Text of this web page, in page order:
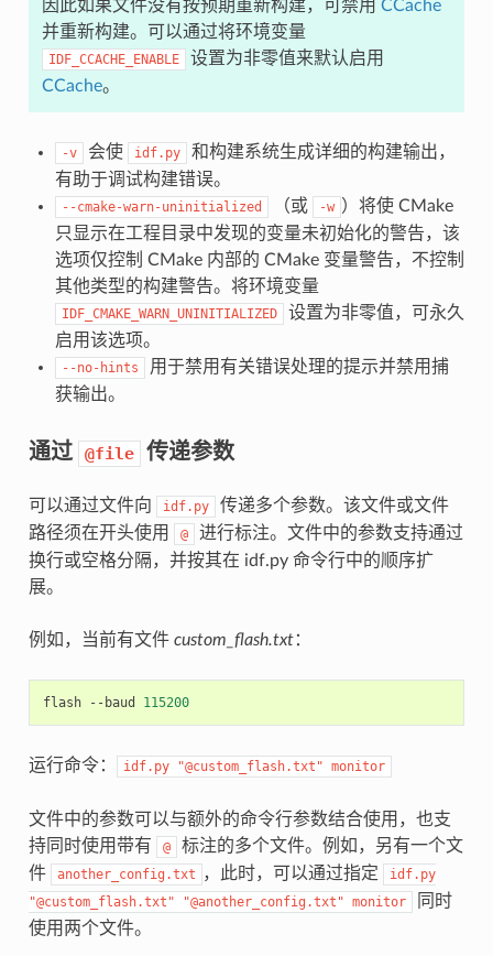
因此如果文件没有按预期重新构建，可禁用 CCache
并重新构建。可以通过将环境变量
IDF_CCACHE_ENABLE
设置为非零值来默认启用
CCache。
-v 会使 idf.py
和构建系统生成详细的构建输出，
有助于调试构建错误。
--cmake-warn-uninitialized （或 -w ）将使 CMake
只显示在工程目录中发现的变量未初始化的警告，该
选项仅控制 CMake 内部的 CMake 变量警告，不控制
其他类型的构建警告。将环境变量
IDF_CMAKE_WARN_UNINITIALIZED
设置为非零值，可永久
启用该选项。
--no-hints
用于禁用有关错误处理的提示并禁用捕
获输出。
通过 @file 传递参数
可以通过文件向 idf.py
传递多个参数。该文件或文件
路径须在开头使用
@
进行标注。文件中的参数支持通过
换行或空格分隔，并按其在 idf.py 命令行中的顺序扩
展。
例如，当前有文件 custom_flash.txt：
flash --baud 115200
运行命令： idf.py "@custom_flash.txt" monitor
文件中的参数可以与额外的命令行参数结合使用，也支
持同时使用带有
@
标注的多个文件。例如，另有一个文
件
another_config.txt ，此时，可以通过指定
idf.py
"@custom_flash.txt"
"@another_config.txt" monitor
同时
使用两个文件。